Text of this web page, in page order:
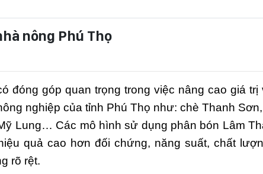
nông Phú Thọ
đóng góp quan trọng trong việc nâng cao giá trị
nghiệp của tỉnh Phú Thọ như: chè Thanh
Lung… Các mô hình sử dụng phân bón Lâm
quả cao hơn đối chứng, năng suất, chất
rõ rệt.